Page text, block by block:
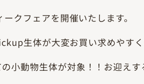
クフェアを開催いたします。
生体が大変お買い求めやすく
小動物生体が対象！！お迎え